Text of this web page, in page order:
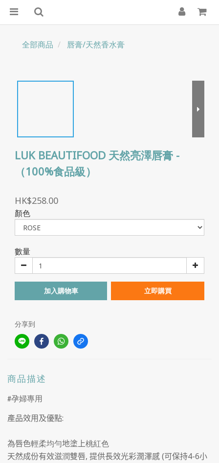
全部商品 唇膏/天然香水膏
LUK BEAUTIFOOD 天然亮澤唇膏 -
（100%食品級）
HK$258.00
顏色
數量
加入購物車 立即購買
分享到
商品描述
#孕婦專用
產品效用及優點:
為唇色輕柔均勻地塗上桃紅色
天然成份有效滋潤雙唇, 提供長效光彩潤澤感 (可保持4-6小